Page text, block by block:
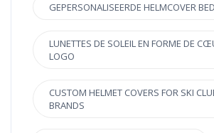
GEPERSONALISEERDE HELMCOVER
LUNETTES DE SOLEIL EN FORME DE
LOGO
CUSTOM HELMET COVERS FOR SKI
BRANDS